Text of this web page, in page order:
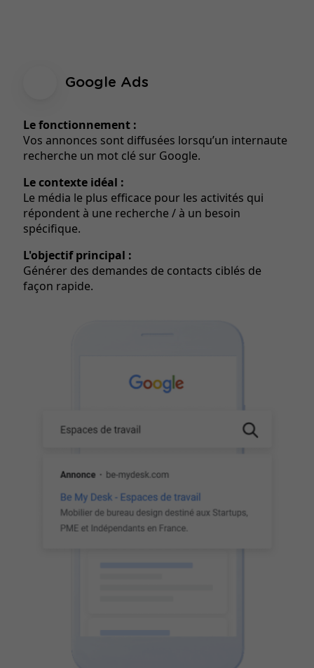
Google Ads
Le fonctionnement :
Vos annonces sont diffusées lorsqu’un internaute
recherche un mot clé sur Google.
Le contexte idéal :
Le média le plus efficace pour les activités qui
répondent à une recherche / à un besoin
spécifique.
L'objectif principal :
Générer des demandes de contacts ciblés de
façon rapide.